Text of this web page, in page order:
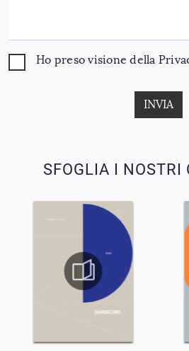
SFOGLIA I NOSTRI
Ho preso visione della
INVIA